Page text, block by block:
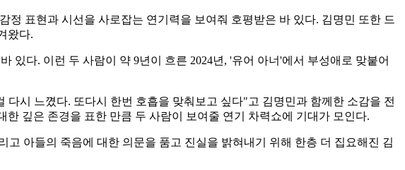
표현과 시선을 사로잡는 연기력을 보여줘 호평받은 바 있다. 김명민 또한 드
왔다.
있다. 이런 두 사람이 약 9년이 흐른 2024년, '유어 아너'에서 부성애로 맞붙어
시 느꼈다. 또다시 한번 호흡을 맞춰보고 싶다"고 김명민과 함께한 소감을 전
깊은 존경을 표한 만큼 두 사람이 보여줄 연기 차력쇼에 기대가 모인다.
아들의 죽음에 대한 의문을 품고 진실을 밝혀내기 위해 한층 더 집요해진 김